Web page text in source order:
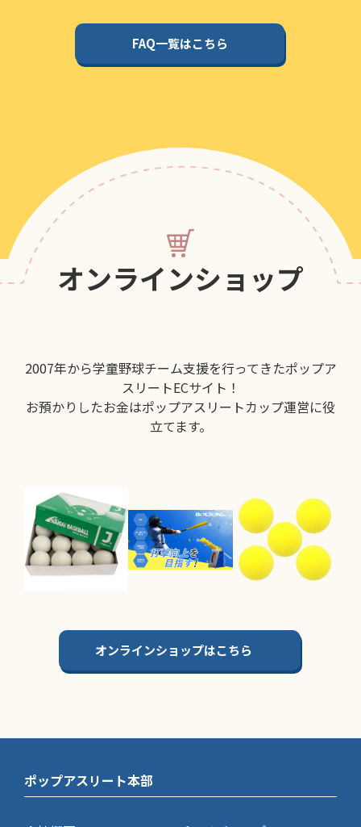
FAQ一覧はこちら
オンラインショップ
2007年から学童野球チーム支援を行ってきたポップア
スリートECサイト！
お預かりしたお金はポップアスリートカップ運営に役
立てます。
オンラインショップはこちら
ポップアスリート本部